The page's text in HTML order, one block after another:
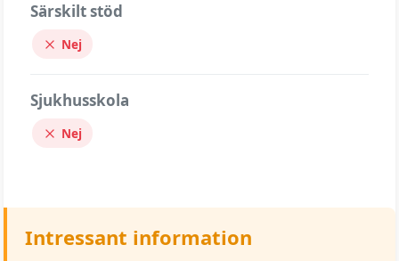
Särskilt stöd
Nej
Sjukhusskola
Nej
Intressant information